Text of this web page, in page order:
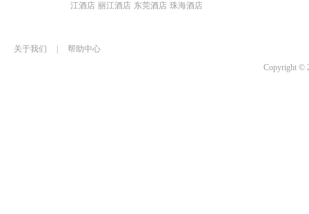
江酒店 丽江酒店 东莞酒店 珠海酒店
关于我们
帮助中心
Copyright ©